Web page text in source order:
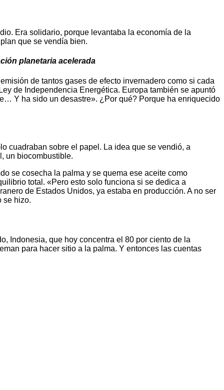
Era solidario, porque levantaba la economía de la
que se vendía bien.
planetaria acelerada
de tantos gases de efecto invernadero como si cada
de Independencia Energética. Europa también se apuntó
Y ha sido un desastre». ¿Por qué? Porque ha enriquecido
cuadraban sobre el papel. La idea que se vendió, a
un biocombustible.
se cosecha la palma y se quema ese aceite como
total. «Pero esto solo funciona si se dedica a
de Estados Unidos, ya estaba en producción. A no ser
se hizo.
Indonesia, que hoy concentra el 80 por ciento de la
para hacer sitio a la palma. Y entonces las cuentas